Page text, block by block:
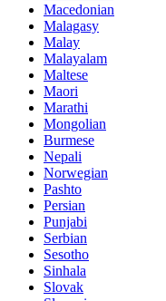
Macedonian
Malagasy
Malay
Malayalam
Maltese
Maori
Marathi
Mongolian
Burmese
Nepali
Norwegian
Pashto
Persian
Punjabi
Serbian
Sesotho
Sinhala
Slovak